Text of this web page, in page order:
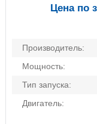
Производитель:
Мощность:
Тип запуска:
Двигатель:
Цена по